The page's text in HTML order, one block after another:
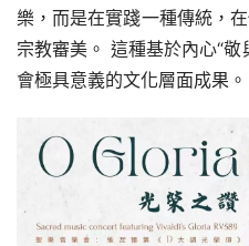
樂，而是在實踐一種傳統，
宗教審美。 這種基於內心“
會極具意義的文化層面成果。